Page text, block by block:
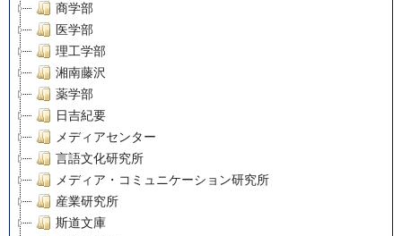
商学部
医学部
理工学部
湘南藤沢
薬学部
日吉紀要
メディアセンター
言語文化研究所
メディア・コミュニケーション研究所
産業研究所
斯道文庫